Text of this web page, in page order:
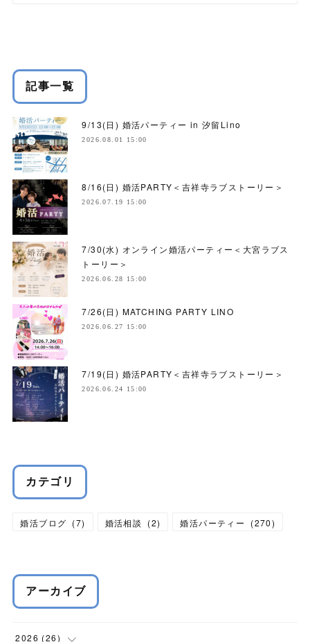
記事一覧
9/13(日) 婚活パーティー in 汐留Lino
2026.08.01 15:00
8/16(日) 婚活PARTY＜吉祥寺ラブストーリー＞
2026.07.19 15:00
7/30(水) オンライン婚活パーティー＜大宮ラブス
トーリー＞
2026.06.28 15:00
7/26(日) MATCHING PARTY LINO
2026.06.27 15:00
7/19(日) 婚活PARTY＜吉祥寺ラブストーリー＞
2026.06.24 15:00
カテゴリ
婚活ブログ (7) 婚活相談 (2) 婚活パーティー (270)
アーカイブ
2026 (26)